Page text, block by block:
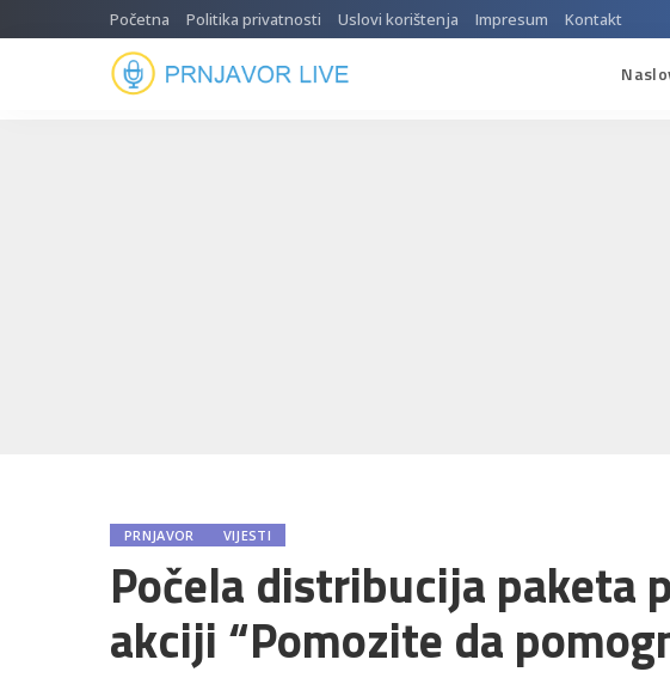
Početna Politika privatnosti Uslovi korištenja Impresum Kontakt
PRNJAVOR VIJESTI
Počela distribucija paketa
akciji “Pomozite da